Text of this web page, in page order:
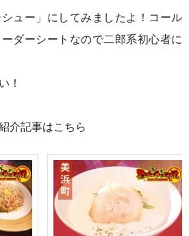
ュー」にしてみましたよ！コール
ダーシートなので二郎系初心者に
！
介記事はこちら